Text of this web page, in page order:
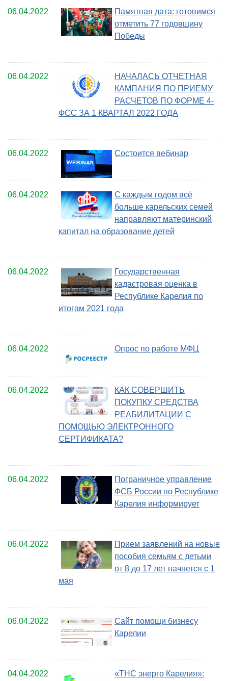
06.04.2022
Памятная дата: готовимся
отметить 77 годовщину
Победы
06.04.2022
НАЧАЛАСЬ ОТЧЕТНАЯ
КАМПАНИЯ ПО ПРИЕМУ
РАСЧЕТОВ ПО ФОРМЕ 4-
ФСС ЗА 1 КВАРТАЛ 2022 ГОДА
06.04.2022 Состоится вебинар
06.04.2022
С каждым годом всё
больше карельских семей
направляют материнский
капитал на образование детей
06.04.2022
Государственная
кадастровая оценка в
Республике Карелия по
итогам 2021 года
06.04.2022 Опрос по работе МФЦ
06.04.2022
КАК СОВЕРШИТЬ
ПОКУПКУ СРЕДСТВА
РЕАБИЛИТАЦИИ С
ПОМОЩЬЮ ЭЛЕКТРОННОГО
СЕРТИФИКАТА?
06.04.2022
Пограничное управление
ФСБ России по Республике
Карелия информирует
06.04.2022
Прием заявлений на новые
пособия семьям с детьми
от 8 до 17 лет начнется с 1
мая
06.04.2022
Сайт помощи бизнесу
Карелии
04.04.2022
«ТНС энерго Карелия»: